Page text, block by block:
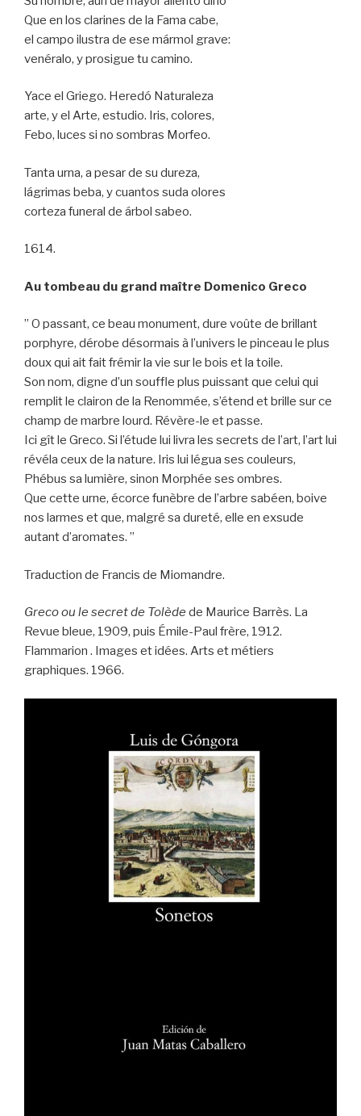
Que en los clarines de la Fama cabe,
el campo ilustra de ese mármol grave:
venéralo, y prosigue tu camino.
Yace el Griego. Heredó Naturaleza
arte, y el Arte, estudio. Iris, colores,
Febo, luces si no sombras Morfeo.
Tanta urna, a pesar de su dureza,
lágrimas beba, y cuantos suda olores
corteza funeral de árbol sabeo.
1614.
Au tombeau du grand maître Domenico Greco
” O passant, ce beau monument, dure voûte de brillant
porphyre, dérobe désormais à l’univers le pinceau le plus
doux qui ait fait frémir la vie sur le bois et la toile.
Son nom, digne d’un souffle plus puissant que celui qui
remplit le clairon de la Renommée, s’étend et brille sur ce
champ de marbre lourd. Révère-le et passe.
Ici gît le Greco. Si l’étude lui livra les secrets de l’art, l’art lui
révéla ceux de la nature. Iris lui légua ses couleurs,
Phébus sa lumière, sinon Morphée ses ombres.
Que cette urne, écorce funèbre de l’arbre sabéen, boive
nos larmes et que, malgré sa dureté, elle en exsude
autant d’aromates. ”
Traduction de Francis de Miomandre.
Greco ou le secret de Tolède de Maurice Barrès. La
Revue bleue, 1909, puis Émile-Paul frère, 1912.
Flammarion . Images et idées. Arts et métiers
graphiques. 1966.